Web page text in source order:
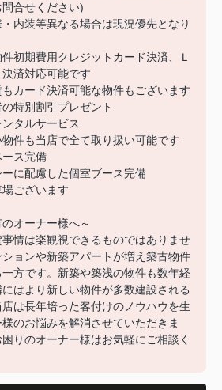
合せください)
内装等異なる場合は現況優先となり
初期費用クレジットカード決済、Ｌ
決済対応可能です
カード決済可能な物件もございます
特別割引プレゼント
タルサービス
件も当店で全て取り扱い可能です
ス完備
に配慮した個室ブース完備
ございます
オーナー様へ～
情は楽観視できるものではありませ
ョンや新築アパートが増え築古物件
方です。新築や築浅の物件も数年経
はより新しい物件が多数建設される
は長年培った客付けのノウハウを生
のお悩みを解消させていただきま
りのオーナー様はお気軽にご相談く